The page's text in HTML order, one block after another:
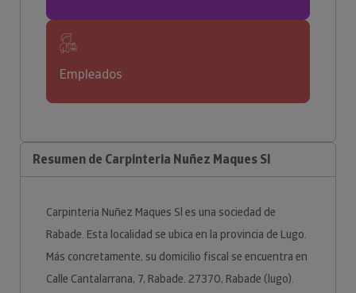
Empleados
Resumen de Carpinteria Nuñez Maques Sl
Carpinteria Nuñez Maques Sl es una sociedad de
Rabade. Esta localidad se ubica en la provincia de Lugo.
Más concretamente, su domicilio fiscal se encuentra en
Calle Cantalarrana, 7, Rabade. 27370, Rabade (lugo).